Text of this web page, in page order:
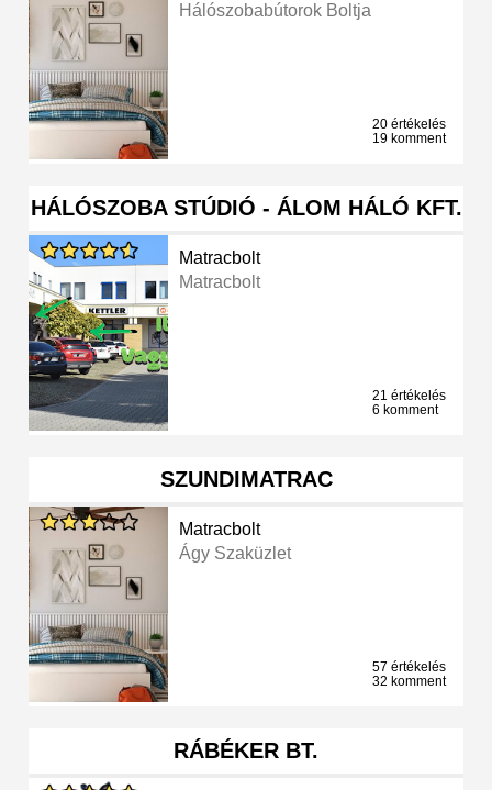
Hálószobabútorok Boltja
20 értékelés
19 komment
HÁLÓSZOBA STÚDIÓ - ÁLOM HÁLÓ KFT.
Matracbolt
Matracbolt
21 értékelés
6 komment
SZUNDIMATRAC
Matracbolt
Ágy Szaküzlet
57 értékelés
32 komment
RÁBÉKER BT.